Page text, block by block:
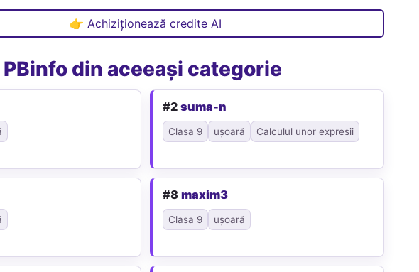
👉 Achiziționează credite AI
din aceeași categorie
#2 suma-n
Clasa 9 ușoară Calculul unor expresii
#8 maxim3
Clasa 9 ușoară